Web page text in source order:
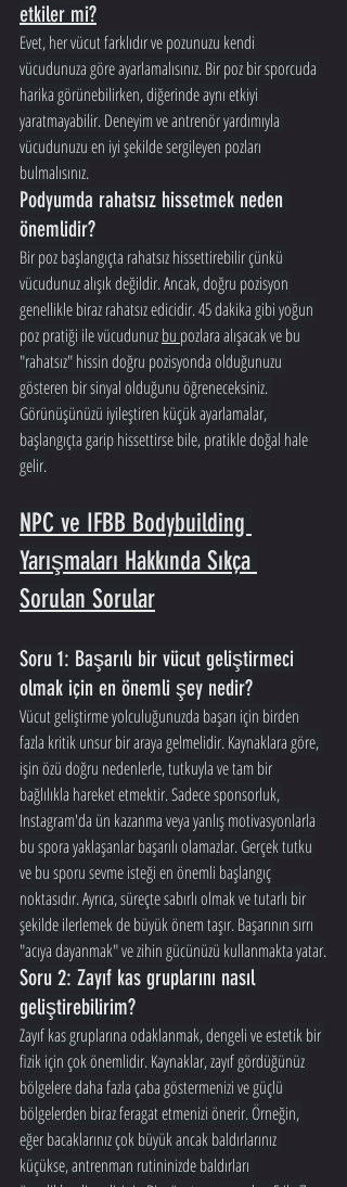
etkiler mi?
Evet, her vücut farklıdır ve pozunuzu kendi
vücudunuza göre ayarlamalısınız. Bir poz bir sporcuda
harika görünebilirken, diğerinde aynı etkiyi
yaratmayabilir. Deneyim ve antrenör yardımıyla
vücudunuzu en iyi şekilde sergileyen pozları
bulmalısınız.
Podyumda rahatsız hissetmek neden
önemlidir?
Bir poz başlangıçta rahatsız hissettirebilir çünkü
vücudunuz alışık değildir. Ancak, doğru pozisyon
genellikle biraz rahatsız edicidir. 45 dakika gibi yoğun
poz pratiği ile vücudunuz bu pozlara alışacak ve bu
"rahatsız" hissin doğru pozisyonda olduğunuzu
gösteren bir sinyal olduğunu öğreneceksiniz.
Görünüşünüzü iyileştiren küçük ayarlamalar,
başlangıçta garip hissettirse bile, pratikle doğal hale
gelir.
NPC ve IFBB Bodybuilding
Yarışmaları Hakkında Sıkça
Sorulan Sorular
Soru 1: Başarılı bir vücut geliştirmeci
olmak için en önemli şey nedir?
Vücut geliştirme yolculuğunuzda başarı için birden
fazla kritik unsur bir araya gelmelidir. Kaynaklara göre,
işin özü doğru nedenlerle, tutkuyla ve tam bir
bağlılıkla hareket etmektir. Sadece sponsorluk,
Instagram'da ün kazanma veya yanlış motivasyonlarla
bu spora yaklaşanlar başarılı olamazlar. Gerçek tutku
ve bu sporu sevme isteği en önemli başlangıç
noktasıdır. Ayrıca, süreçte sabırlı olmak ve tutarlı bir
şekilde ilerlemek de büyük önem taşır. Başarının sırrı
"acıya dayanmak" ve zihin gücünüzü kullanmakta yatar.
Soru 2: Zayıf kas gruplarını nasıl
geliştirebilirim?
Zayıf kas gruplarına odaklanmak, dengeli ve estetik bir
fizik için çok önemlidir. Kaynaklar, zayıf gördüğünüz
bölgelere daha fazla çaba göstermenizi ve güçlü
bölgelerden biraz feragat etmenizi önerir. Örneğin,
eğer bacaklarınız çok büyük ancak baldırlarınız
küçükse, antrenman rutininizde baldırları